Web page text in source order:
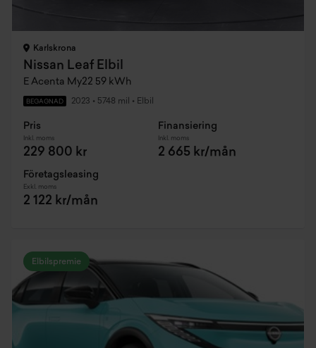
Karlskrona
Nissan Leaf Elbil
E Acenta My22 59 kWh
BEGAGNAD 2023 • 5748 mil • Elbil
Pris
Inkl. moms
229 800 kr
Finansiering
Inkl. moms
2 665 kr/mån
Företagsleasing
Exkl. moms
2 122 kr/mån
Elbilspremie